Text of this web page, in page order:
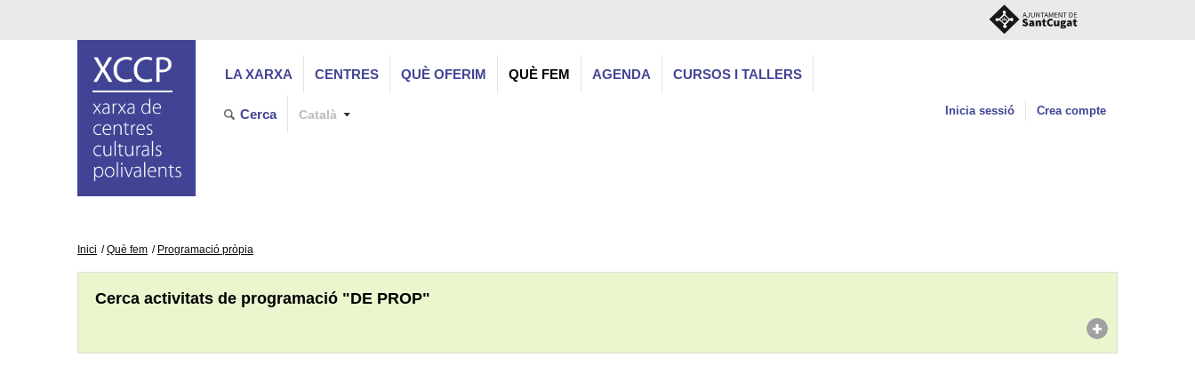
LA XARXA CENTRES QUÈ OFERIM QUÈ FEM AGENDA CURSOS I TALLERS
Cerca Català Inicia sessió Crea compte
Inici Què fem Programació pròpia
Cerca activitats de programació "DE PROP"